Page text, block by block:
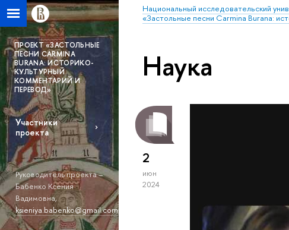
Национальный исследовательский
«Застольные песни Carmina Burana:
ПРОЕКТ «ЗАСТОЛЬНЫЕ
ПЕСНИ CARMINA
BURANA: ИСТОРИКО-
КУЛЬТУРНЫЙ
КОММЕНТАРИЙ И
ПЕРЕВОД»
Участники
проекта
Руководитель проекта –
Бабенко Ксения
Вадимовна,
ksieniya.babenko@gmail.com
Наука
2
июн
2024